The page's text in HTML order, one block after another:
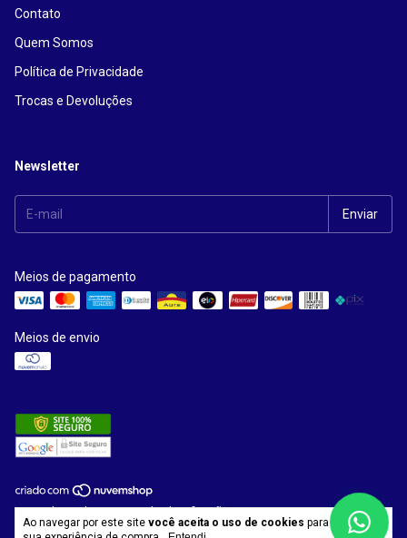
Ao navegar por este site você aceita o uso de cookies para agilizar a
Contato
Quem Somos
Política de Privacidade
Trocas e Devoluções
Newsletter
Meios de pagamento
Meios de envio
Copyright Kards Sistemas de Identificação - 13942358000185 - 2026.
Todos os direitos reservados.